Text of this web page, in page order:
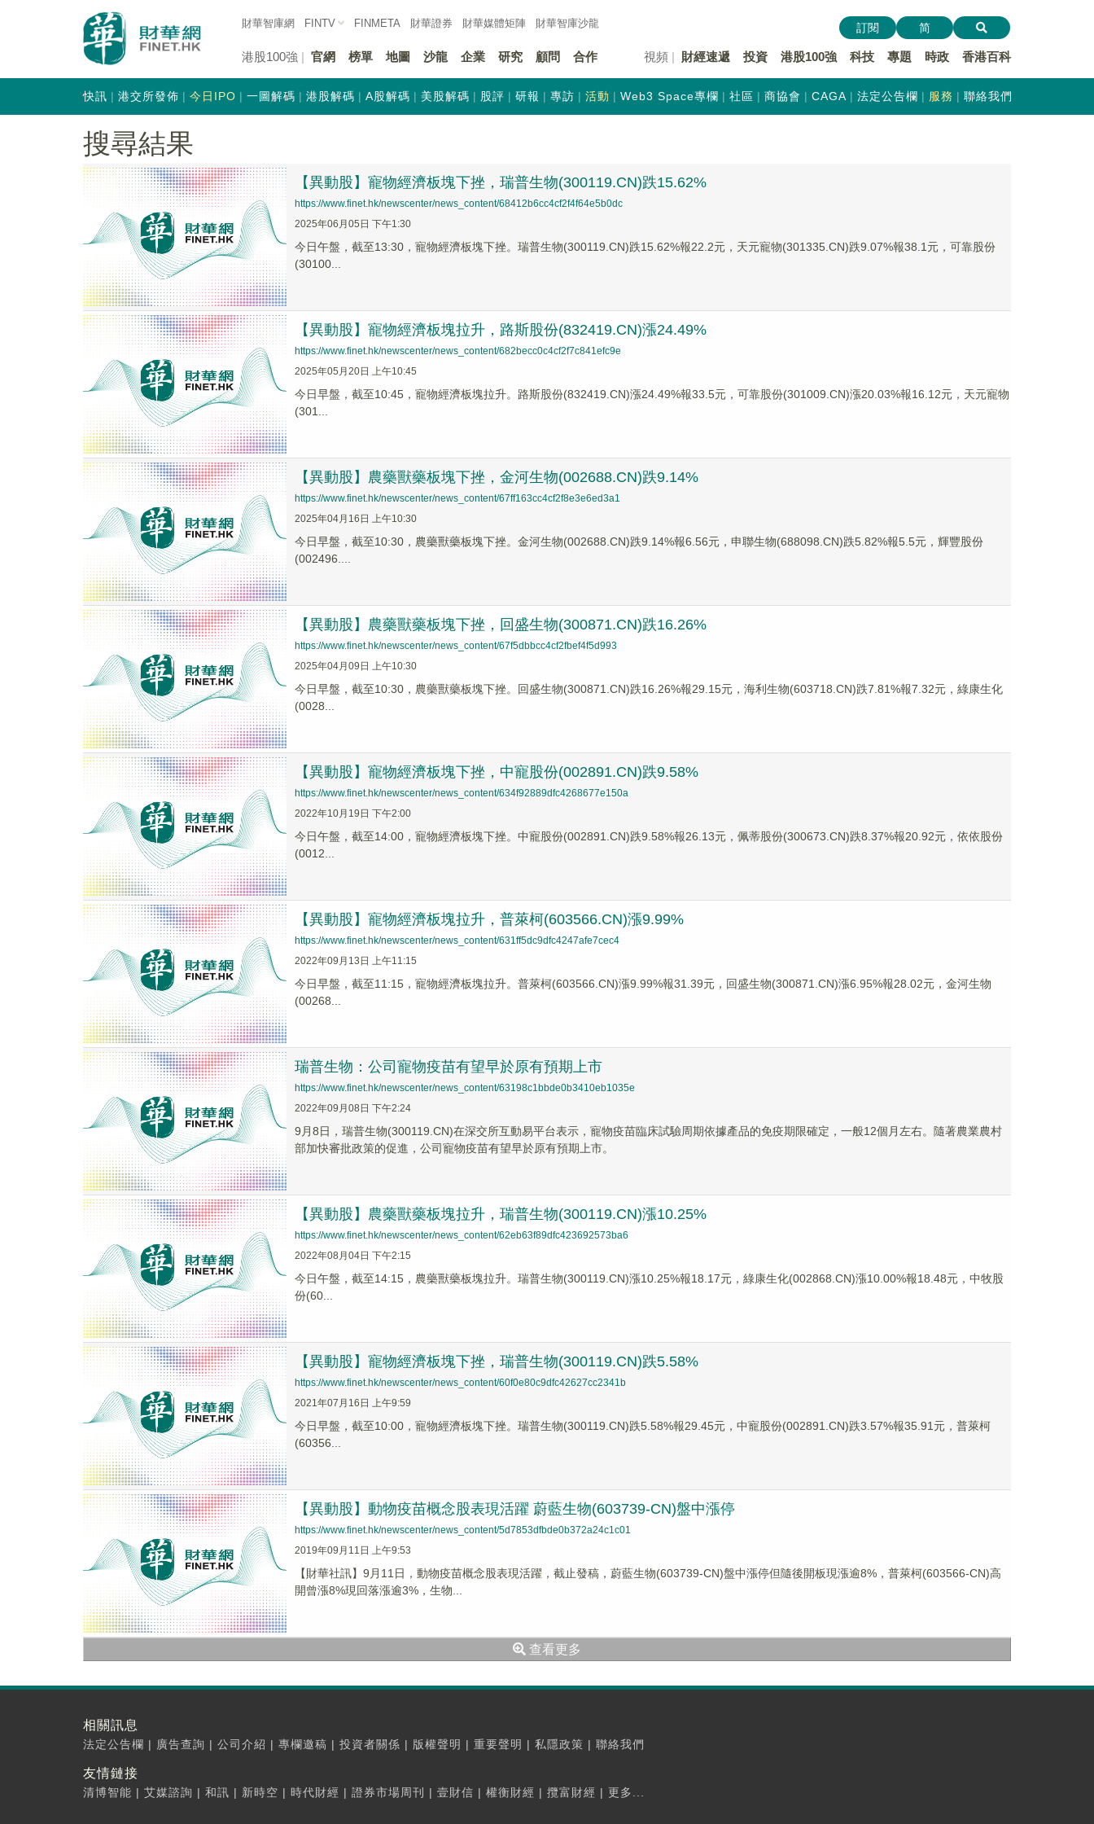
財華智庫網 FINTV FINMETA 財華證券 財華媒體矩陣 財華智庫沙龍
港股100強 官網 榜單 地圖 沙龍 企業 研究 顧問 合作 視頻 財經速遞 投資 港股100強 科技 專題 時政 香港百科
訂閱 简
快訊 港交所發佈 今日IPO 一圖解碼 港股解碼 A股解碼 美股解碼 股評 研報 專訪 活動 Web3 Space專欄 社區 商協會 CAGA 法定公告欄 服務 聯絡我們
搜尋結果
【異動股】寵物經濟板塊下挫，瑞普生物(300119.CN)跌15.62%
https://www.finet.hk/newscenter/news_content/68412b6cc4cf2f4f64e5b0dc
2025年06月05日 下午1:30
今日午盤，截至13:30，寵物經濟板塊下挫。瑞普生物(300119.CN)跌15.62%報22.2元，天元寵物(301335.CN)跌9.07%報38.1元，可靠股份
(30100...
【異動股】寵物經濟板塊拉升，路斯股份(832419.CN)漲24.49%
https://www.finet.hk/newscenter/news_content/682becc0c4cf2f7c841efc9e
2025年05月20日 上午10:45
今日早盤，截至10:45，寵物經濟板塊拉升。路斯股份(832419.CN)漲24.49%報33.5元，可靠股份(301009.CN)漲20.03%報16.12元，天元寵物
(301...
【異動股】農藥獸藥板塊下挫，金河生物(002688.CN)跌9.14%
https://www.finet.hk/newscenter/news_content/67ff163cc4cf2f8e3e6ed3a1
2025年04月16日 上午10:30
今日早盤，截至10:30，農藥獸藥板塊下挫。金河生物(002688.CN)跌9.14%報6.56元，申聯生物(688098.CN)跌5.82%報5.5元，輝豐股份
(002496....
【異動股】農藥獸藥板塊下挫，回盛生物(300871.CN)跌16.26%
https://www.finet.hk/newscenter/news_content/67f5dbbcc4cf2fbef4f5d993
2025年04月09日 上午10:30
今日早盤，截至10:30，農藥獸藥板塊下挫。回盛生物(300871.CN)跌16.26%報29.15元，海利生物(603718.CN)跌7.81%報7.32元，綠康生化
(0028...
【異動股】寵物經濟板塊下挫，中寵股份(002891.CN)跌9.58%
https://www.finet.hk/newscenter/news_content/634f92889dfc4268677e150a
2022年10月19日 下午2:00
今日午盤，截至14:00，寵物經濟板塊下挫。中寵股份(002891.CN)跌9.58%報26.13元，佩蒂股份(300673.CN)跌8.37%報20.92元，依依股份
(0012...
【異動股】寵物經濟板塊拉升，普萊柯(603566.CN)漲9.99%
https://www.finet.hk/newscenter/news_content/631ff5dc9dfc4247afe7cec4
2022年09月13日 上午11:15
今日早盤，截至11:15，寵物經濟板塊拉升。普萊柯(603566.CN)漲9.99%報31.39元，回盛生物(300871.CN)漲6.95%報28.02元，金河生物
(00268...
瑞普生物：公司寵物疫苗有望早於原有預期上市
https://www.finet.hk/newscenter/news_content/63198c1bbde0b3410eb1035e
2022年09月08日 下午2:24
9月8日，瑞普生物(300119.CN)在深交所互動易平台表示，寵物疫苗臨床試驗周期依據產品的免疫期限確定，一般12個月左右。隨著農業農村
部加快審批政策的促進，公司寵物疫苗有望早於原有預期上市。
【異動股】農藥獸藥板塊拉升，瑞普生物(300119.CN)漲10.25%
https://www.finet.hk/newscenter/news_content/62eb63f89dfc423692573ba6
2022年08月04日 下午2:15
今日午盤，截至14:15，農藥獸藥板塊拉升。瑞普生物(300119.CN)漲10.25%報18.17元，綠康生化(002868.CN)漲10.00%報18.48元，中牧股
份(60...
【異動股】寵物經濟板塊下挫，瑞普生物(300119.CN)跌5.58%
https://www.finet.hk/newscenter/news_content/60f0e80c9dfc42627cc2341b
2021年07月16日 上午9:59
今日早盤，截至10:00，寵物經濟板塊下挫。瑞普生物(300119.CN)跌5.58%報29.45元，中寵股份(002891.CN)跌3.57%報35.91元，普萊柯
(60356...
【異動股】動物疫苗概念股表現活躍 蔚藍生物(603739-CN)盤中漲停
https://www.finet.hk/newscenter/news_content/5d7853dfbde0b372a24c1c01
2019年09月11日 上午9:53
【財華社訊】9月11日，動物疫苗概念股表現活躍，截止發稿，蔚藍生物(603739-CN)盤中漲停但隨後開板現漲逾8%，普萊柯(603566-CN)高
開曾漲8%現回落漲逾3%，生物...
查看更多
相關訊息
法定公告欄 | 廣告查詢 | 公司介紹 | 專欄邀稿 | 投資者關係 | 版權聲明 | 重要聲明 | 私隱政策 | 聯絡我們
友情鏈接
清博智能 | 艾媒諮詢 | 和訊 | 新時空 | 時代財經 | 證券市場周刊 | 壹財信 | 權衡財經 | 攬富財經 | 更多...